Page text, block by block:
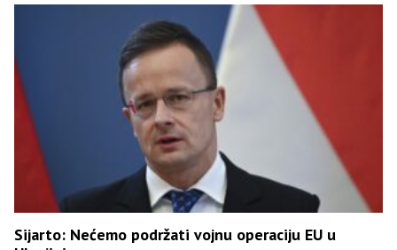
Sijarto: Nećemo podržati vojnu operaciju EU u